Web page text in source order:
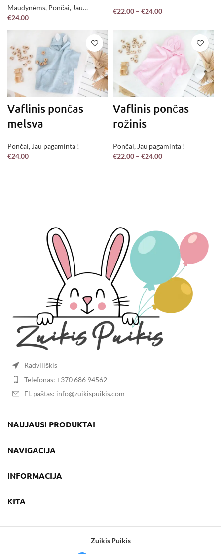
Maudynėms, Pončai, Jau
pagaminta !
€24.00
€22.00 – €24.00
Vaflinis pončas
melsva
Pončai, Jau pagaminta !
€24.00
Vaflinis pončas
rožinis
Pončai, Jau pagaminta !
€22.00 – €24.00
Radviliškis
Telefonas: +370 686 94562
El. paštas: info@zuikispuikis.com
NAUJAUSI PRODUKTAI
NAVIGACIJA
INFORMACIJA
KITA
Zuikis Puikis